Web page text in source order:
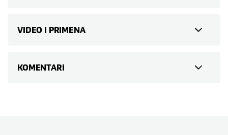
VIDEO I PRIMENA
KOMENTARI